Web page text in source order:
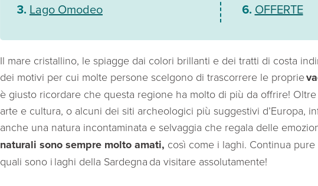
Lago Omodeo
OFFERTE
Il mare cristallino, le spiagge dai colori brillanti e dei tratti di costa
dei motivi per cui molte persone scelgono di trascorrere le proprie
è giusto ricordare che questa regione ha molto di più da offrire!
arte e cultura, o alcuni dei siti archeologici più suggestivi d’Europa,
anche una natura incontaminata e selvaggia che regala delle
naturali sono sempre molto amati, così come i laghi. Continua
quali sono i laghi della Sardegna da visitare assolutamente!